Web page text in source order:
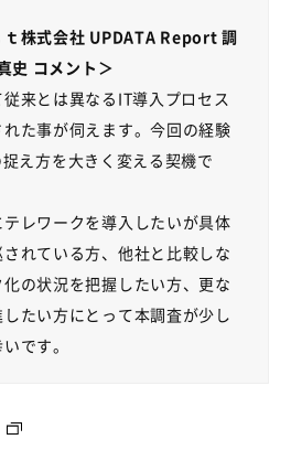
ｔ株式会社 UPDATA Report 調
史 コメント＞
来とは異なる IT導入プロセス
た事が伺えます。今回の経験
え方を大きく変える契機で
レワークを導入したいが具体
れている方、他社と比較しな
の状況を把握したい方、更な
たい方にとって本調査が少し
です。